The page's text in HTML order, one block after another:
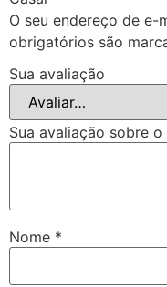
O seu endereço de e-
obrigatórios são
Sua avaliação
Sua avaliação sobre
Nome *